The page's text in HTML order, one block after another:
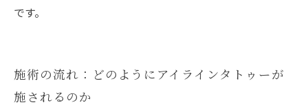
です。
施術の流れ：どのようにアイラインタトゥーが
施されるのか